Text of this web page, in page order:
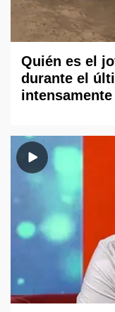
Quién es el
durante el